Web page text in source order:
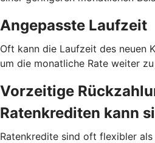
Angepasste Laufzeit
Oft kann die Laufzeit des neuen
um die monatliche Rate weiter zu
Vorzeitige
Ratenkrediten kann
Ratenkredite sind oft flexibler als